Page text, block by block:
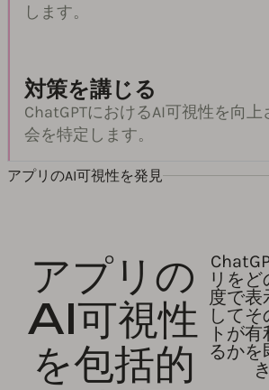
します。
対策を講じる
ChatGPTにおけるAI可視性を向
会を特定します。
アプリのAI可視性を発見
アプリの
AI可視性
を包括的
リを
度で表
して
トが
るかを